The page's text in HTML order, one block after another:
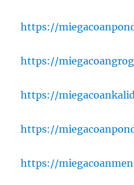
https://
https://
https://
https://
https://